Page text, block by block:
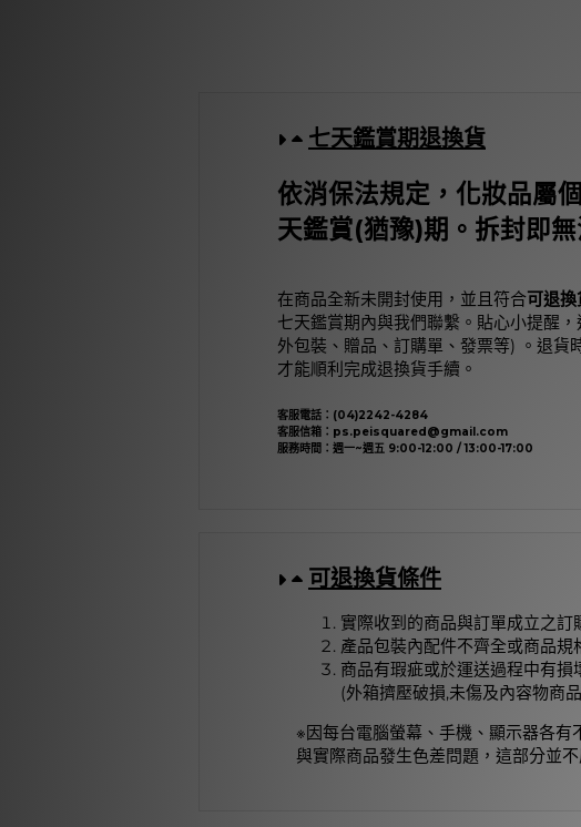
七天鑑賞期退換貨
依消保法規定，化妝品屬
天鑑賞(猶豫)期。拆封即無
在商品全新未開封使用，並且符合可退
七天鑑賞期內與我們聯繫。貼心小提醒
外包裝、贈品、訂購單、發票等) 。退
才能順利完成退換貨手續。
客服電話：(04)2242-4284
客服信箱：ps.peisquared@gmail.com
服務時間：週一~週五 9:00-12:00 / 13:00-17:00
可退換貨條件
實際收到的商品與訂單成立之訂
產品包裝內配件不齊全或商品規
商品有瑕疵或於運送過程中有損
(外箱擠壓破損,未傷及內容物商
※因每台電腦螢幕、手機、顯示器各
與實際商品發生色差問題，這部分並不